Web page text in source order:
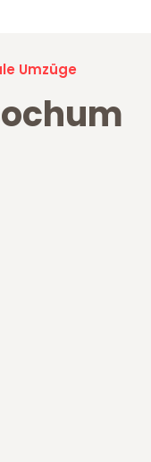
Umzüge